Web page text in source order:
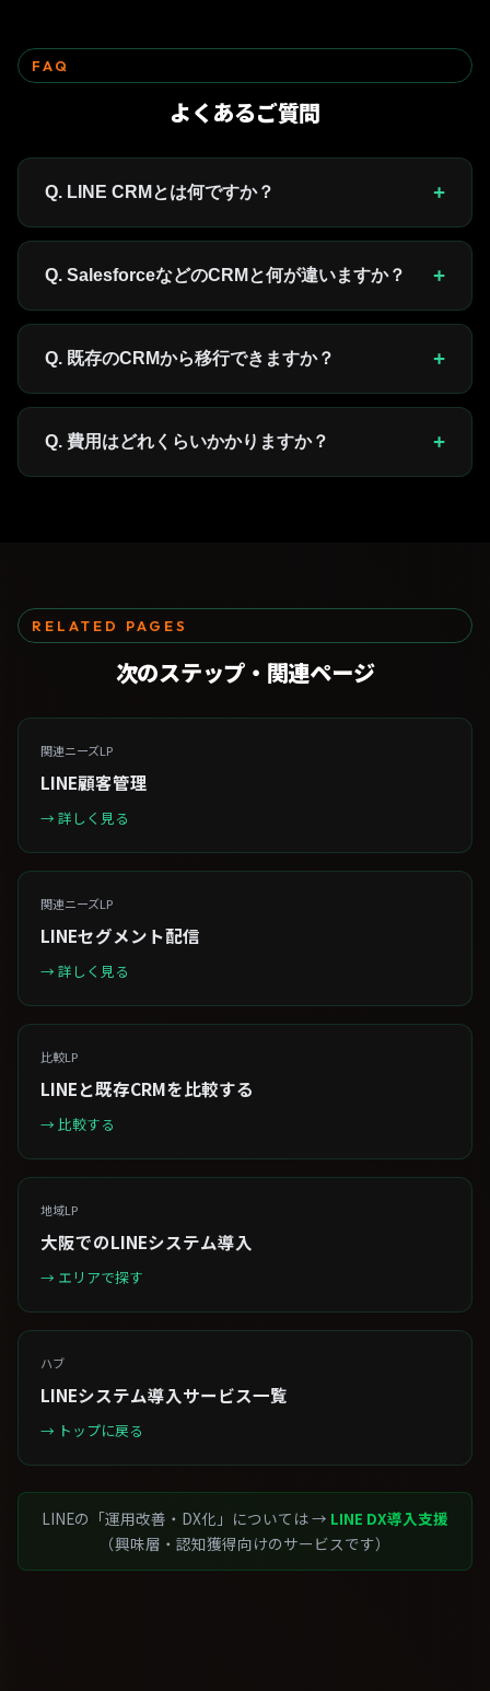
FAQ
よくあるご質問
Q. LINE CRMとは何ですか？ +
LINE公式アカウントを活用して顧客情報・対応履歴・購
買データをLINEに統合管理する仕組みです。Salesforce
できる点が特徴です。
Q. SalesforceなどのCRMと何が違いますか？ +
大手CRMはPC操作・研修必須・高額が多い一方、LINE
CRMはスタッフが使い慣れたLINEで完結します。機能は
最適です。
Q. 既存のCRMから移行できますか？ +
段階的な移行をサポートします。まずLINE CRMを「対応
履歴の補完」として導入し、データが蓄積された後に既存
Q. 費用はどれくらいかかりますか？ +
RELATED PAGES
次のステップ・ 関連ページ
関連ニーズLP
LINE顧客管理
→ 詳しく見る
関連ニーズLP
LINEセグメント配信
→ 詳しく見る
比較LP
LINEと既存CRMを比較する
→ 比較する
地域LP
大阪でのLINEシステム導入
→ エリアで探す
ハブ
LINEシステム導入サービス一覧
→ トップに戻る
LINEの「運用改善・DX化」については → LINE DX導入支援
（興味層・認知獲得向けのサービスです）